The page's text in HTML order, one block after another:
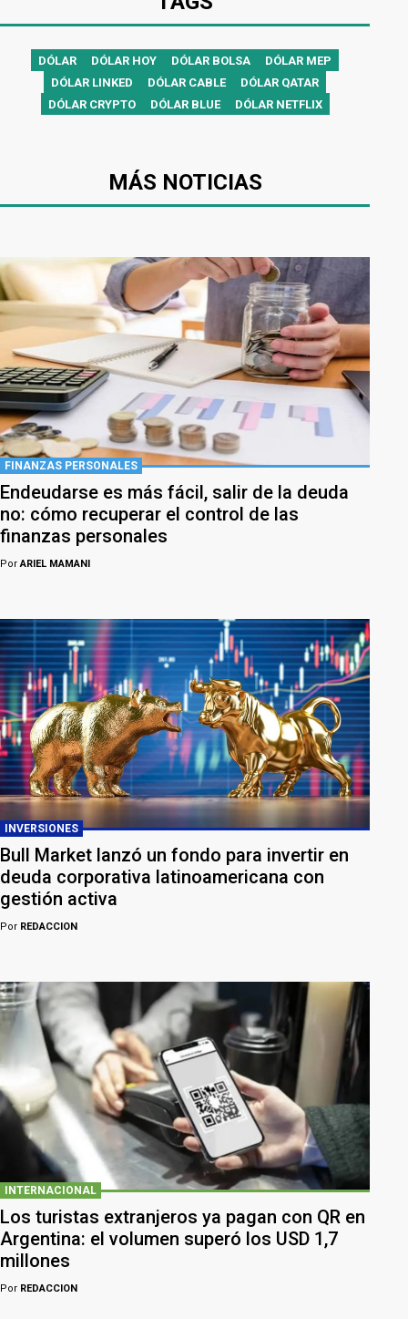
DÓLAR DÓLAR HOY DÓLAR BOLSA
DÓLAR MEP
DÓLAR LINKED
DÓLAR CABLE
DÓLAR QATAR
DÓLAR CRYPTO
DÓLAR BLUE DÓLAR NETFLIX
MÁS NOTICIAS
FINANZAS PERSONALES
Endeudarse es más fácil, salir de la deuda
no: cómo recuperar el control de las
finanzas personales
PorARIEL MAMANI
INVERSIONES
Bull Market lanzó un fondo para invertir en
deuda corporativa latinoamericana con
gestión activa
Por REDACCION
INTERNACIONAL
Los turistas extranjeros ya pagan con QR en
Argentina: el volumen superó los USD 1,7
millones
Por REDACCION